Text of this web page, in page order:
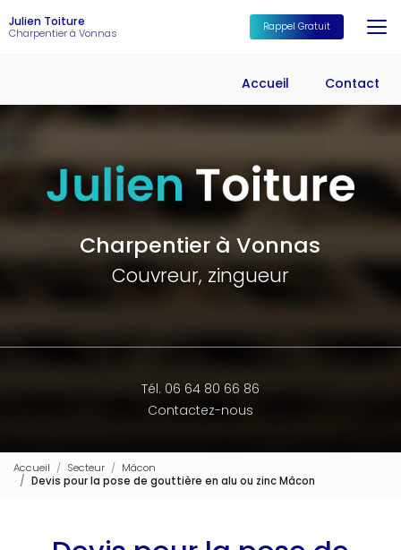
au
contenu
Accueil
Contact
Julien Toiture
Charpentier à Vonnas Rappel Gratuit
Charpentier à Vonnas
Couvreur, zingueur
Tél. 06 64 80 66 86
Contactez-nous
Accueil Secteur
Mâcon
Devis pour la pose de gouttière en alu ou zinc Mâcon